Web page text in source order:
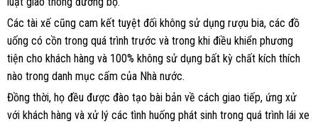
Các tài xế cũng cam kết tuyệt đối không sử dụng rượu bia, các đồ
uống có cồn trong quá trình trước và trong khi điều khiển phương
tiện cho khách hàng và 100% không sử dụng bất kỳ chất kích thích
nào trong danh mục cấm của Nhà nước.
Đồng thời, họ đều được đào tạo bài bản về cách giao tiếp, ứng xử
với khách hàng và xử lý các tình huống phát sinh trong quá trình lái xe